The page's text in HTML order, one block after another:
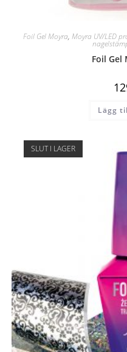
Foil Gel Moyra, Moyra UV/LED
Foil Gel
Lägg
SLUT I LAGER